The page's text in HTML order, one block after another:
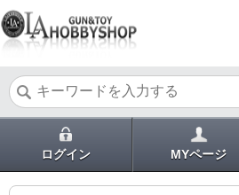
ログイン MYページ